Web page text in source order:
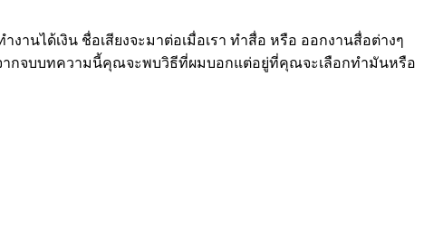
านได้เงิน ชื่อเสียงจะมาต่อเมื่อเรา ทำสื่อ หรือ ออกงานสื่อต่างๆ
กจบบทความนี้คุณจะพบวิธีที่ผมบอกแต่อยู่ที่คุณจะเลือกทำมันหรือ